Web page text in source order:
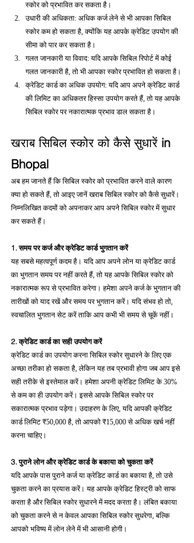
स्कोर को प्रभावित कर सकता है।
उधारी की अधिकता: अधिक कर्ज लेने से भी आपका सिबिल
स्कोर कम हो सकता है, क्योंकि यह आपके क्रेडिट उपयोग की
सीमा को पार कर सकता है।
गलत जानकारी या विवाद: यदि आपके सिबिल रिपोर्ट में कोई
गलत जानकारी है, तो भी आपका स्कोर प्रभावित हो सकता है।
क्रेडिट कार्ड का अधिक उपयोग: यदि आप अपने क्रेडिट कार्ड
की लिमिट का अधिकतर हिस्सा उपयोग करते हैं, तो यह आपके
सिबिल स्कोर पर नकारात्मक प्रभाव डाल सकता है।
खराब सिबिल स्कोर को कैसे सुधारें in
Bhopal
अब हम जानते हैं कि सिबिल स्कोर को प्रभावित करने वाले कारण
क्या हो सकते हैं, तो आइए जानें खराब सिबिल स्कोर को कैसे सुधारें।
निम्नलिखित कदमों को अपनाकर आप अपने सिबिल स्कोर में सुधार
कर सकते हैं।
1. समय पर कर्ज और क्रेडिट कार्ड भुगतान करें
यह सबसे महत्वपूर्ण कदम है। यदि आप अपने लोन या क्रेडिट कार्ड
का भुगतान समय पर नहीं करते हैं, तो यह आपके सिबिल स्कोर को
नकारात्मक रूप से प्रभावित करेगा। हमेशा अपने कर्ज के भुगतान की
तारीखों को याद रखें और समय पर भुगतान करें। यदि संभव हो तो,
स्वचालित भुगतान सेट करें ताकि आप कभी भी समय से चूकें नहीं।
2. क्रेडिट कार्ड का सही उपयोग करें
क्रेडिट कार्ड का उपयोग करना सिबिल स्कोर सुधारने के लिए एक
अच्छा तरीका हो सकता है, लेकिन यह तब प्रभावी होगा जब आप इसे
सही तरीके से इस्तेमाल करें। हमेशा अपनी क्रेडिट लिमिट के 30%
से कम का ही उपयोग करें। इससे आपके सिबिल स्कोर पर
सकारात्मक प्रभाव पड़ेगा। उदाहरण के लिए, यदि आपकी क्रेडिट
कार्ड लिमिट ₹50,000 है, तो आपको ₹15,000 से अधिक खर्च नहीं
करना चाहिए।
3. पुराने लोन और क्रेडिट कार्ड के बकाया को चुकता करें
यदि आपके पास पुराने कर्ज या क्रेडिट कार्ड का बकाया है, तो उसे
चुकता करने का प्रयास करें। यह आपके क्रेडिट हिस्ट्री को साफ
करता है और सिबिल स्कोर सुधारने में मदद करता है। लंबित बकाया
को चुकता करने से न केवल आपका सिबिल स्कोर सुधरेगा, बल्कि
आपको भविष्य में लोन लेने में भी आसानी होगी।